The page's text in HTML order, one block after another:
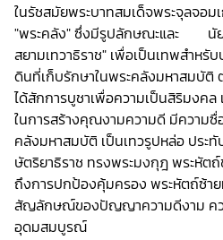
ในรัชสมัยพระบาทสมเด็จพระจุลจอม
"พระคลัง" ซึ่งมีรูปลักษณะและ นัย
สยามเทวาธิราช" เพื่อเป็นเทพสำห
ดินที่เก็บรักษาในพระคลังมหาสมบัติ
ได้สักการบูชาเพื่อความเป็นสิริมงคล
ในการสร้างคุณงามความดี มีความซื่
คลังมหาสมบัติ เป็นเทวรูปหล่อ ประ
ษัตริยาธิราช ทรงพระมงกุฎ พระหัต
ถึงการปกป้องคุ้มครอง พระหัตถ์ซ้า
สัญลักษณ์ของปัญญาความดีงาม คว
อุดมสมบูรณ์